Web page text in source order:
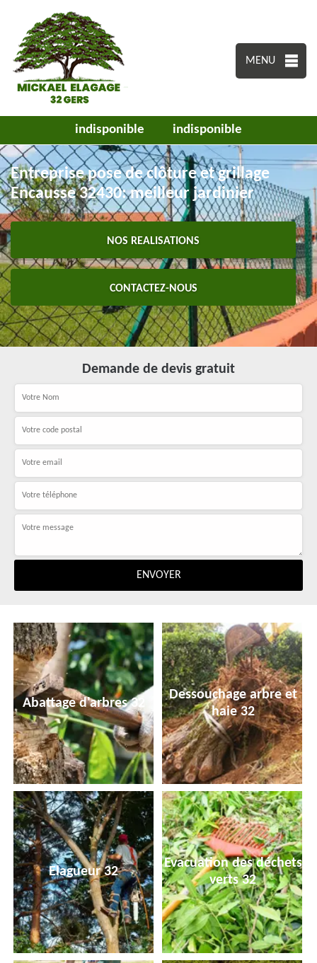
MENU
indisponible indisponible
Entreprise pose de clôture et grillage
Encausse 32430: meilleur jardinier
NOS REALISATIONS
CONTACTEZ-NOUS
Demande de devis gratuit
Abattage d'arbres 32
Dessouchage arbre et
haie 32
Elagueur 32
Evacuation des déchets
verts 32